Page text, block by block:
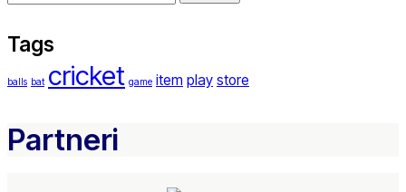
Tags
balls bat cricket game item play store
Partneri